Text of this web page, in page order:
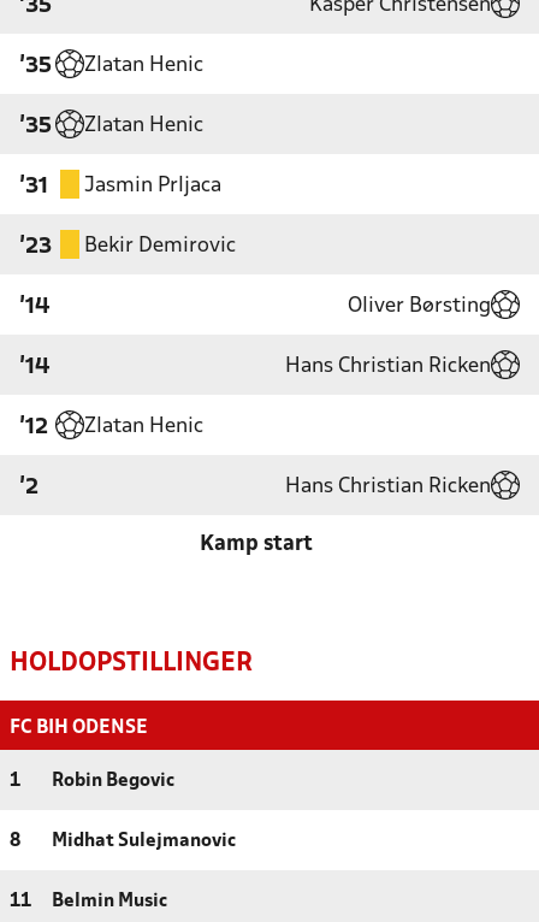
'35 Kasper Christensen
'35 Zlatan Henic
'35 Zlatan Henic
'31 Jasmin Prljaca
'23 Bekir Demirovic
'14 Oliver Børsting
'14 Hans Christian Ricken
'12 Zlatan Henic
'2 Hans Christian Ricken
Kamp start
HOLDOPSTILLINGER
FC BIH ODENSE
1 Robin Begovic
8 Midhat Sulejmanovic
11 Belmin Music